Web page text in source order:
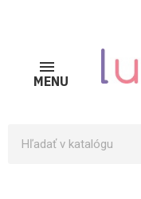
MENU